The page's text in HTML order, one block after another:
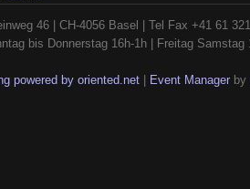
46 | CH-4056 Basel | Tel Fax +41 61
bis Donnerstag 16h-1h | Freitag Samstag
powered by oriented.net| Event Managerby